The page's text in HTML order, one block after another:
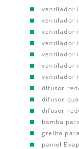
ventilador
ventilador
ventilador
ventilador
ventilador
ventilador
ventilador
difusor
difusor
difusor
bomba
grelha
painel